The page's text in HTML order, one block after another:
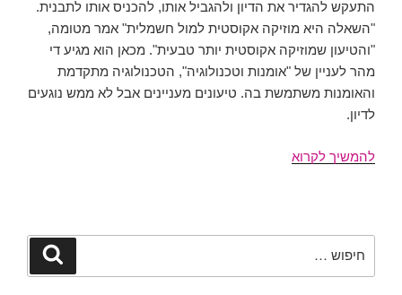
התעקש להגדיר את הדיון ולהגביל אותו, להכניס אותו לתבנית.
"השאלה היא מוזיקה אקוסטית למול חשמלית" אמר מטומה,
"והטיעון שמוזיקה אקוסטית יותר טבעית". מכאן הוא מגיע די
מהר לעניין של "אומנות וטכנולוגיה", הטכנולוגיה מתקדמת
והאומנות משתמשת בה. טיעונים מעניינים אבל לא ממש נוגעים
לדיון.
להמשיך לקרוא
חיפוש